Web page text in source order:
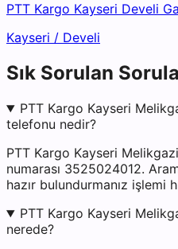
PTT Kargo Kayseri Develi
Kayseri / Develi
Sık Sorulan
PTT Kargo Kayseri
telefonu nedir?
PTT Kargo Kayseri
numarası 3525024012.
hazır bulundurmanız işlemi
PTT Kargo Kayseri
nerede?